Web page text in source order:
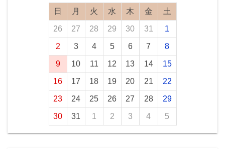
日曜日月曜日火曜日水曜日木曜日金曜日土曜日
26 27 28 29 30 31 1
2 3 4 5 6 7 8
9 10 11 12 13 14 15
16 17 18 19 20 21 22
23 24 25 26 27 28 29
30 31 1 2 3 4 5